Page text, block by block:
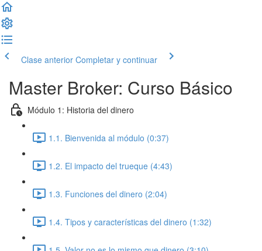
Clase anterior Completar y continuar
Master Broker: Curso Básico
Módulo 1: Historia del dinero
1.1. Bienvenida al módulo (0:37)
1.2. El impacto del trueque (4:43)
1.3. Funciones del dinero (2:04)
1.4. Tipos y características del dinero (1:32)